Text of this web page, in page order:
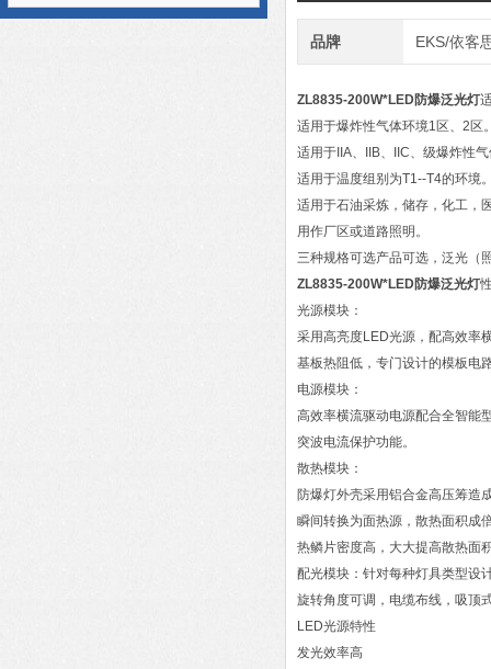
品牌 EKS/依客
ZL8835-200W*LED防爆泛光灯
适用于爆炸性气体环境1区、2区
适用于IIA、IIB、IIC、级爆炸性
适用于温度组别为T1--T4的环境
适用于石油采炼，储存，化工，
用作厂区或道路照明。
三种规格可选产品可选，泛光（
ZL8835-200W*LED防爆泛光灯
光源模块：
采用高亮度LED光源，配高效率
基板热阻低，专门设计的模板电
电源模块：
高效率横流驱动电源配合全智能
突波电流保护功能。
散热模块：
防爆灯外壳采用铝合金高压筹造
瞬间转换为面热源，散热面积成
热鳞片密度高，大大提高散热面
配光模块：针对每种灯具类型设
旋转角度可调，电缆布线，吸顶
LED光源特性
发光效率高